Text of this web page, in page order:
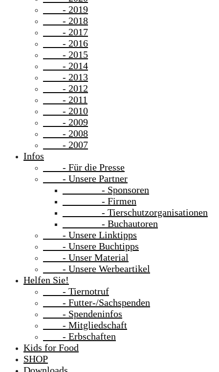
- 2019
- 2018
- 2017
- 2016
- 2015
- 2014
- 2013
- 2012
- 2011
- 2010
- 2009
- 2008
- 2007
Infos
- Für die Presse
- Unsere Partner
- Sponsoren
- Firmen
- Tierschutzorganisationen
- Buchautoren
- Unsere Linktipps
- Unsere Buchtipps
- Unser Material
- Unsere Werbeartikel
Helfen Sie!
- Tiernotruf
- Futter-/Sachspenden
- Spendeninfos
- Mitgliedschaft
- Erbschaften
Kids for Food
SHOP